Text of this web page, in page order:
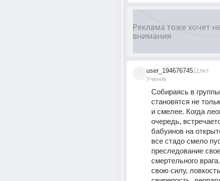
user_194676745
Ученик
11лет
Собираясь в
становятся не
и смелее. Когда
очередь,
бабуинов на
все стадо смело
преследование
смертельного
свою силу,